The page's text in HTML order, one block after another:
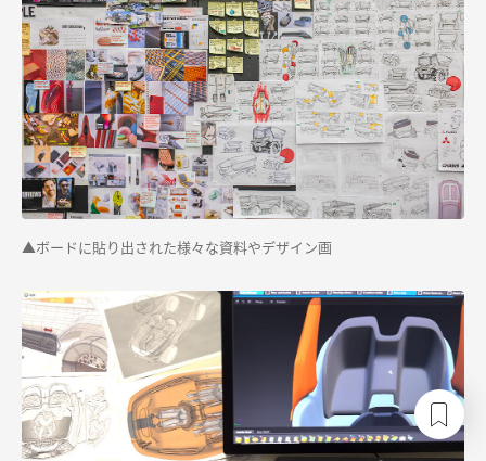
▲ボードに貼り出された様々な資料やデザイン画